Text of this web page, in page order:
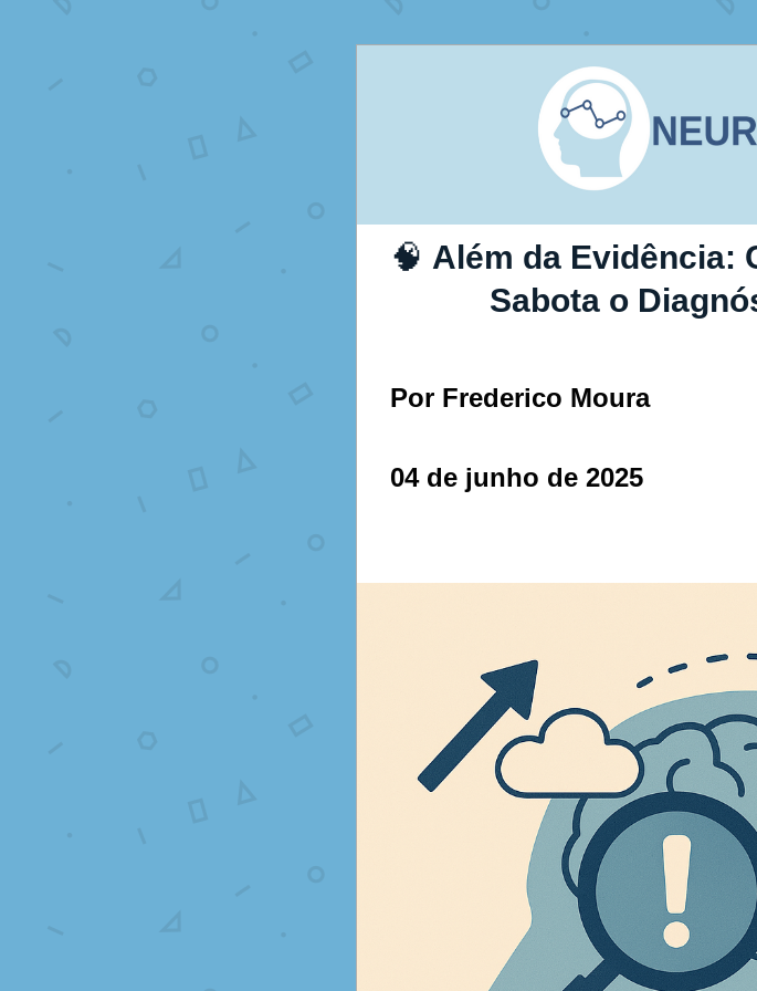
🧠 Além da Evidência:
Sabota o
Por Frederico Moura
04 de junho de 2025